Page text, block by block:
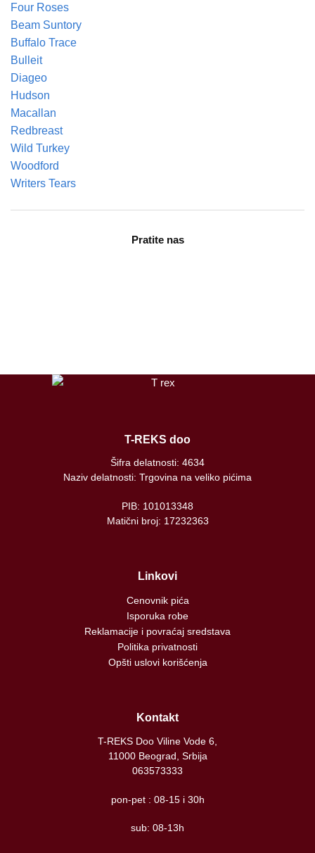
Four Roses
Beam Suntory
Buffalo Trace
Bulleit
Diageo
Hudson
Macallan
Redbreast
Wild Turkey
Woodford
Writers Tears
Pratite nas
T-REKS doo
Šifra delatnosti: 4634
Naziv delatnosti: Trgovina na veliko pićima
PIB: 101013348
Matični broj: 17232363
Linkovi
Cenovnik pića
Isporuka robe
Reklamacije i povraćaj sredstava
Politika privatnosti
Opšti uslovi korišćenja
Kontakt
T-REKS Doo Viline Vode 6,
11000 Beograd, Srbija
063573333
pon-pet : 08-15 i 30h
sub: 08-13h